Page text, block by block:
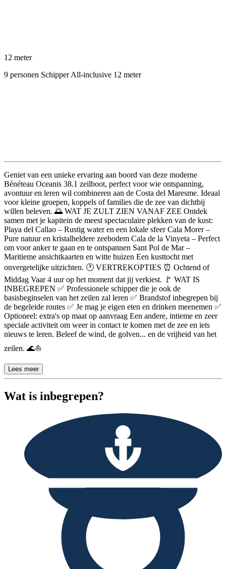
12 meter
9 personen Schipper All-inclusive 12 meter
Beschrijving
Geniet van een unieke ervaring aan boord van deze moderne
Bénéteau Oceanis 38.1 zeilboot, perfect voor wie ontspanning,
avontuur en leren wil combineren aan de Costa del Maresme. Ideaal
voor kleine groepen, koppels of families die de zee van dichtbij
willen beleven. 🌅 WAT JE ZULT ZIEN VANAF ZEE Ontdek
samen met je kapitein de meest spectaculaire plekken van de kust:
Playa del Callao – Rustig water en een lokale sfeer Cala Morer –
Pure natuur en kristalheldere zeebodem Cala de la Vinyeta – Perfect
om voor anker te gaan en te ontspannen Sant Pol de Mar –
Maritieme ansichtkaarten en witte huizen Een kusttocht met
onvergetelijke uitzichten. 🕐 VERTREKOPTIES ⏰ Ochtend of
Middag Vaar 4 uur op het moment dat jij verkiest. 🚩 WAT IS
INBEGREPEN ✅ Professionele schipper die je ook de
basisbeginselen van het zeilen zal leren ✅ Brandstof inbegrepen bij
de begeleide routes ✅ Je mag je eigen eten en drinken meenemen ✅
Optioneel: extra's op maat op aanvraag Een andere, intieme en zeer
speciale activiteit om weer in contact te komen met de zee en iets
nieuws te leren. Beleef de wind, de golven... en de vrijheid van het
zeilen. 🌊⛵
Lees meer
Wat is inbegrepen?